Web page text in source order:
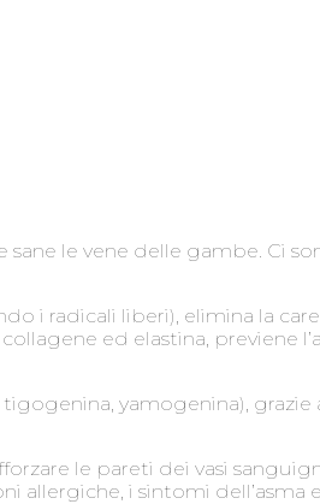
le vene delle gambe. Ci
i radicali liberi), elimina la
ed elastina, previene
yamogenina), grazie
le pareti dei vasi
allergiche, i sintomi dell’asma